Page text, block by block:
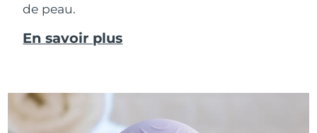
de peau.
En savoir plus